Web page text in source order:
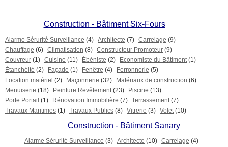
Construction - Bâtiment Six-Fours
Alarme Sérurité Surveillance (4) Architecte (7) Carrelage (9)
Chauffage (6) Climatisation (8) Constructeur Promoteur (9)
Couvreur (1) Cuisine (11) Ébéniste (2) Economiste du Bâtiment (1)
Étanchéité (2) Façade (1) Fenêtre (4) Ferronnerie (5)
Location matériel (2) Maçonnerie (32) Matériaux de construction (6)
Menuiserie (18) Peinture Revêtement (23) Piscine (13)
Porte Portail (1) Rénovation Immobilière (7) Terrassement (7)
Travaux Maritimes (1) Travaux Publics (8) Vitrerie (3) Volet (10)
Construction - Bâtiment Sanary
Alarme Sérurité Surveillance (3) Architecte (10) Carrelage (4)